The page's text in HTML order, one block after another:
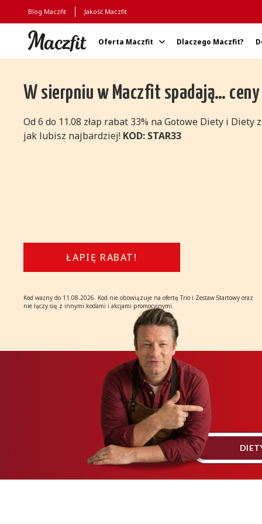
Blog Maczfit Jakość Maczfit
Oferta Maczfit Dlaczego Maczfit?
W sierpniu w Maczfit spadają… ceny
Od 6 do 11.08 złap rabat 33% na Gotowe Diety i Diety
jak lubisz najbardziej! KOD: STAR33
ŁAPIĘ RABAT!
Kod ważny do 11.08.2026. Kod nie obowiązuje na ofertę Trio i Zestaw Startowy oraz
nie łączy się z innymi kodami i akcjami promocyjnymi.